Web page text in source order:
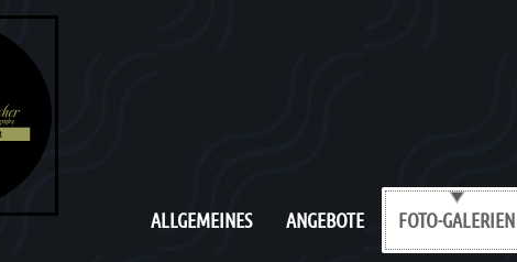
ALLGEMEINES ANGEBOTE FOTO-GALERIEN